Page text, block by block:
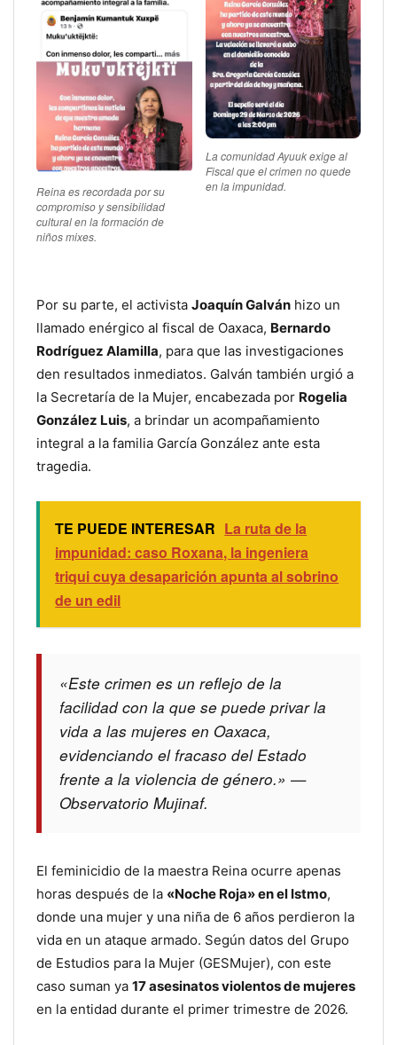
Reina es recordada por su
compromiso y sensibilidad
cultural en la formación de
niños mixes.
La comunidad Ayuuk exige al
Fiscal que el crimen no quede
en la impunidad.
Por su parte, el activista Joaquín Galván hizo un
llamado enérgico al fiscal de Oaxaca, Bernardo
Rodríguez Alamilla, para que las investigaciones
den resultados inmediatos. Galván también urgió a
la Secretaría de la Mujer, encabezada por Rogelia
González Luis, a brindar un acompañamiento
integral a la familia García González ante esta
tragedia.
TE PUEDE INTERESAR La ruta de la
impunidad: caso Roxana, la ingeniera
triqui cuya desaparición apunta al sobrino
de un edil
«Este crimen es un reflejo de la
facilidad con la que se puede privar la
vida a las mujeres en Oaxaca,
evidenciando el fracaso del Estado
frente a la violencia de género.» —
Observatorio Mujinaf.
El feminicidio de la maestra Reina ocurre apenas
horas después de la «Noche Roja» en el Istmo,
donde una mujer y una niña de 6 años perdieron la
vida en un ataque armado. Según datos del Grupo
de Estudios para la Mujer (GESMujer), con este
caso suman ya 17 asesinatos violentos de mujeres
en la entidad durante el primer trimestre de 2026.